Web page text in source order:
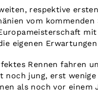
respektive
vom
eigenen
Rennen fahren
noch jung, erst
als noch vor